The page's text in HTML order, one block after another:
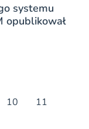
systemu
opublikował
10
11